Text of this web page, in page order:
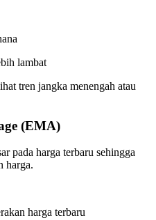
lambat
tren jangka menengah atau
(EMA)
pada harga terbaru sehingga
harga.
harga terbaru